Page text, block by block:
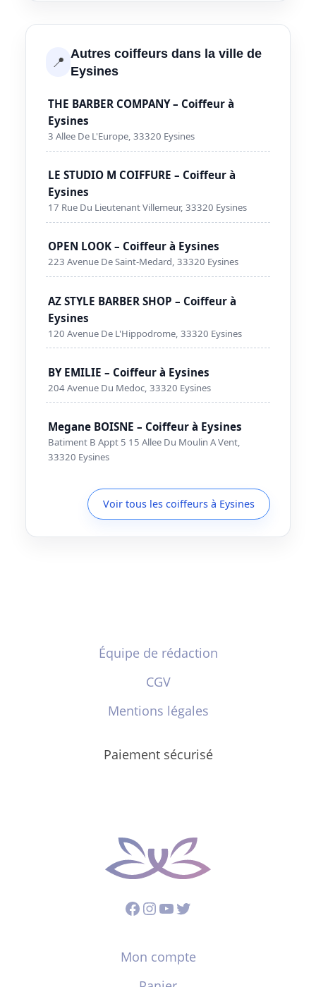
📍 Autres coiffeurs dans la ville de
Eysines
THE BARBER COMPANY – Coiffeur à
Eysines
3 Allee De L'Europe, 33320 Eysines
LE STUDIO M COIFFURE – Coiffeur à
Eysines
17 Rue Du Lieutenant Villemeur, 33320 Eysines
OPEN LOOK – Coiffeur à Eysines
223 Avenue De Saint-Medard, 33320 Eysines
AZ STYLE BARBER SHOP – Coiffeur à
Eysines
120 Avenue De L'Hippodrome, 33320 Eysines
BY EMILIE – Coiffeur à Eysines
204 Avenue Du Medoc, 33320 Eysines
Megane BOISNE – Coiffeur à Eysines
Batiment B Appt 5 15 Allee Du Moulin A Vent,
33320 Eysines
Voir tous les coiffeurs à Eysines
Équipe de rédaction
CGV
Mentions légales
Paiement sécurisé
Facebook
Instagram
YouTube
Twitter
Mon compte